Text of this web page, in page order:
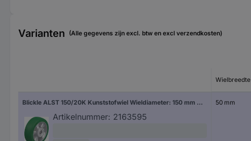
Varianten (Alle gegevens zijn excl. btw en excl verzendkosten)
Wielbreedte
Blickle ALST 150/20K Kunststofwiel Wieldiameter: 150 mm Draagvermogen (max.): 500 kg 1 stuk(s)
Artikelnummer: 2163595
50 mm